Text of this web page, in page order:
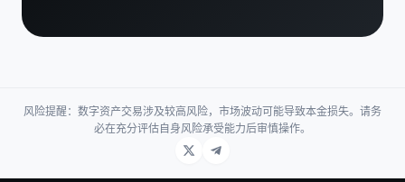
风险提醒：数字资产交易涉及较高风险，市场波动可能导致本金损失。请务
必在充分评估自身风险承受能力后审慎操作。